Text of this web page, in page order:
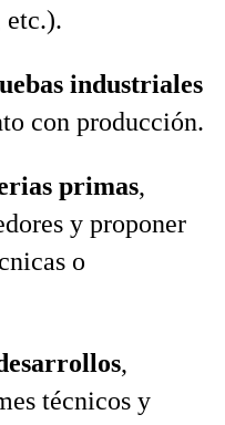
etc.).
industriales
con producción.
primas,
y proponer
o
,
técnicos y